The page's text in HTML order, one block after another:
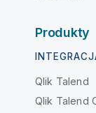
Produkty
Qlik Talend
Qlik Talend